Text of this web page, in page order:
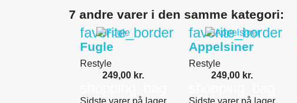
7 andre varer i den samme kategori:
favorite_border
Fugle
Restyle
249,00 kr.
Sidste varer på lager
favorite_border
Appelsiner
Restyle
249,00 kr.
Sidste varer på lager